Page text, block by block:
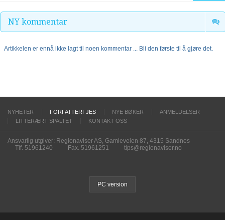
NY kommentar
Artikkelen er ennå ikke lagt til noen kommentar ... Bli den første til å gjøre det.
NYHETER FORFATTERFJES NYE BØKER
ANMELDELSER
LITTERÆRT SPALTET
KONTAKT OSS
Ansvarlig utgiver: Regionaviser AS, Gamleveien 87, 4315 Sandnes
Tlf. 51961240
Fax. 51961251 tips@regionaviser.no
PC version